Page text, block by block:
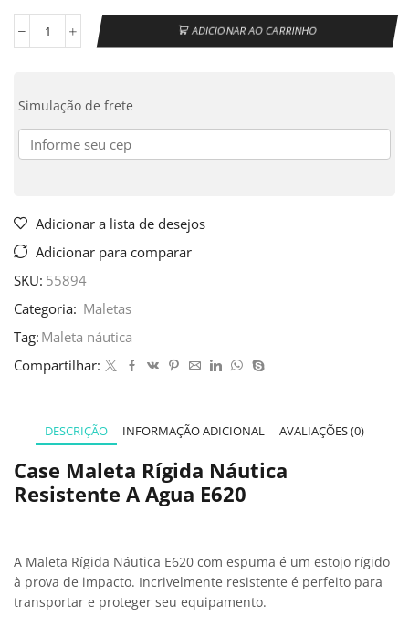
ADICIONAR AO CARRINHO
Simulação de frete
Adicionar a lista de desejos
Adicionar para comparar
SKU: 55894
Categoria: Maletas
Tag: Maleta náutica
Compartilhar:
DESCRIÇÃO INFORMAÇÃO ADICIONAL AVALIAÇÕES (0)
Case Maleta Rígida Náutica
Resistente A Agua E620
A Maleta Rígida Náutica E620 com espuma é um estojo rígido
à prova de impacto. Incrivelmente resistente é perfeito para
transportar e proteger seu equipamento.